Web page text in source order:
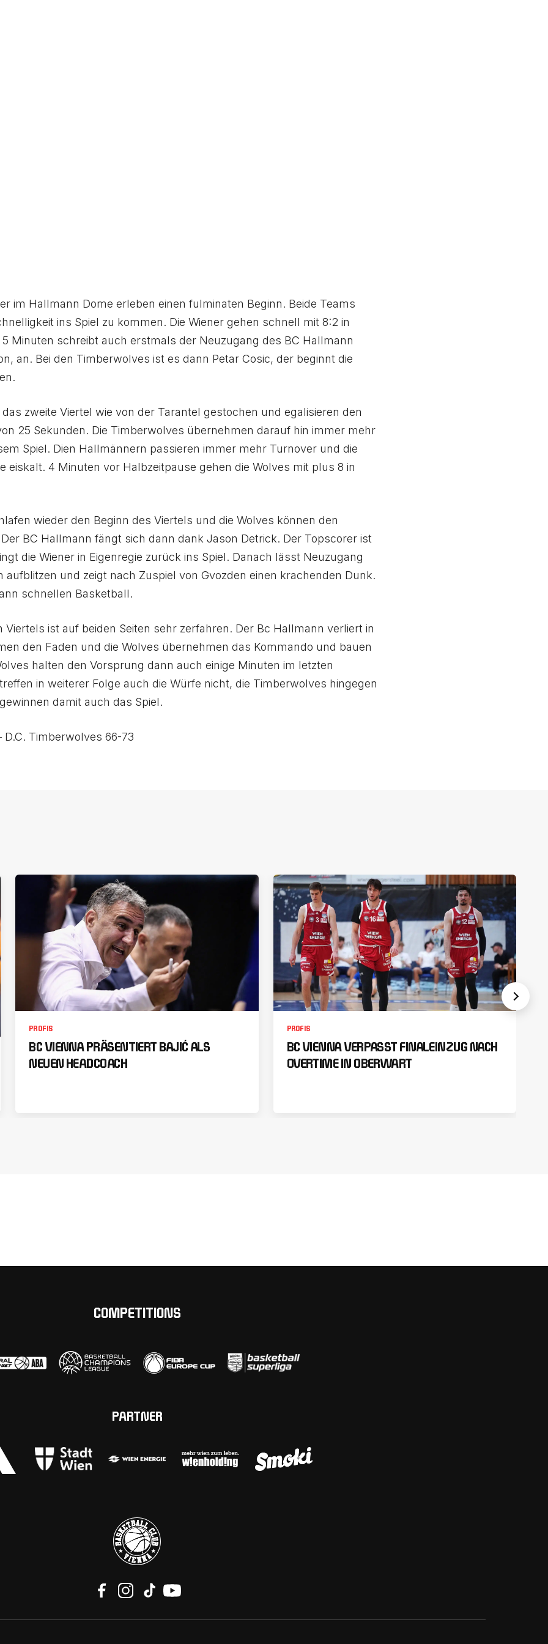
im Hallmann Dome erleben einen fulminaten Beginn. Beide Teams
ins Spiel zu kommen. Die Wiener gehen schnell mit 8:2 in
Minuten schreibt auch erstmals der Neuzugang des BC Hallmann
an. Bei den Timberwolves ist es dann Petar Cosic, der beginnt die
zweite Viertel wie von der Tarantel gestochen und egalisieren den
25 Sekunden. Die Timberwolves übernehmen darauf hin immer mehr
Spiel. Dien Hallmännern passieren immer mehr Turnover und die
eiskalt. 4 Minuten vor Halbzeitpause gehen die Wolves mit plus 8 in
wieder den Beginn des Viertels und die Wolves können den
BC Hallmann fängt sich dann dank Jason Detrick. Der Topscorer ist
die Wiener in Eigenregie zurück ins Spiel. Danach lässt Neuzugang
aufblitzen und zeigt nach Zuspiel von Gvozden einen krachenden Dunk.
schnellen Basketball.
Viertels ist auf beiden Seiten sehr zerfahren. Der Bc Hallmann verliert in
den Faden und die Wolves übernehmen das Kommando und bauen
halten den Vorsprung dann auch einige Minuten im letzten
in weiterer Folge auch die Würfe nicht, die Timberwolves hingegen
damit auch das Spiel.
D.C. Timberwolves 66-73
PROFIS
BC VIENNA PRÄSENTIERT BAJIĆ ALS
NEUEN HEADCOACH
PROFIS
BC VIENNA VERPASST FINALEINZUG NACH
OVERTIME IN OBERWART
COMPETITIONS
PARTNER